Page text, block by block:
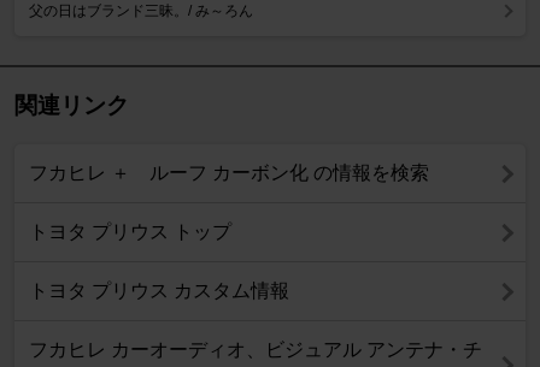
父の日はブランド三昧。/ み～ろん
関連リンク
フカヒレ ＋ ルーフ カーボン化 の情報を検索
トヨタ プリウス トップ
トヨタ プリウス カスタム情報
フカヒレ カーオーディオ、ビジュアル アンテナ・チ